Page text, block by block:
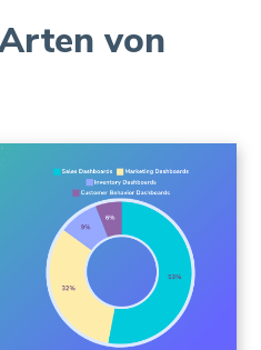
von